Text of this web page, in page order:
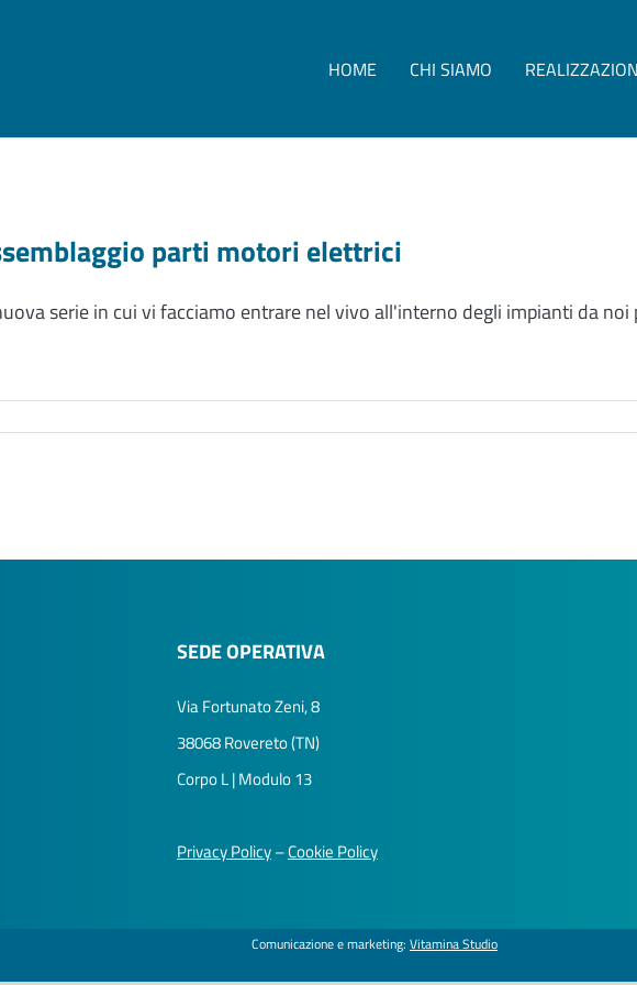
HOME CHI SIAMO
parti motori elettrici
serie in cui vi facciamo entrare nel vivo all'interno degli impianti da
SEDE OPERATIVA
Via Fortunato Zeni, 8
38068 Rovereto (TN)
Corpo L | Modulo 13
Privacy Policy–Cookie Policy
Comunicazione e marketing: Vitamina Studio